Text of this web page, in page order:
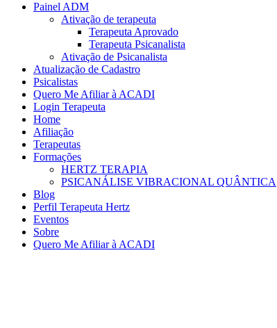
Painel ADM
Ativação de terapeuta
Terapeuta Aprovado
Terapeuta Psicanalista
Ativação de Psicanalista
Atualização de Cadastro
Psicalistas
Quero Me Afiliar à ACADI
Login Terapeuta
Home
Afiliação
Terapeutas
Formações
HERTZ TERAPIA
PSICANÁLISE VIBRACIONAL QUÂNTICA
Blog
Perfil Terapeuta Hertz
Eventos
Sobre
Quero Me Afiliar à ACADI